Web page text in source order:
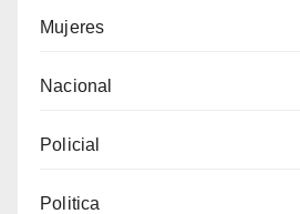
Mujeres
Nacional
Policial
Politica